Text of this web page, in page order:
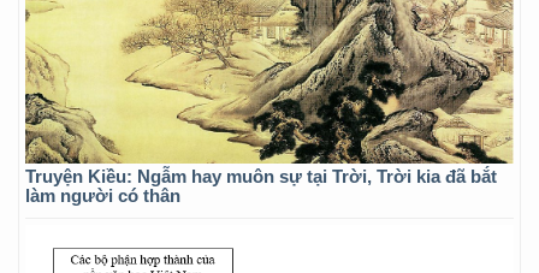
Truyện Kiều: Ngẫm hay muôn sự tại Trời, Trời kia đã bắt
làm người có thân